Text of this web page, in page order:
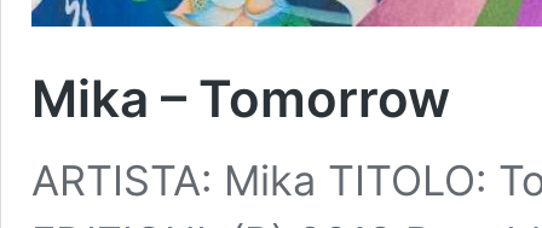
Mika – Tomorrow
ARTISTA: Mika TITOLO: